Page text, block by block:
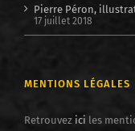
Pierre Péron,
17 juillet 2018
MENTIONS LÉGALES
Retrouvez ici les